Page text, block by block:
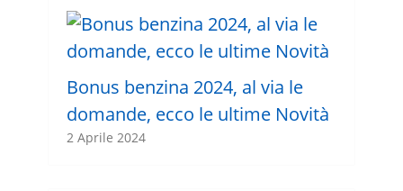
Bonus benzina 2024, al via le
domande, ecco le ultime Novità
2 Aprile 2024